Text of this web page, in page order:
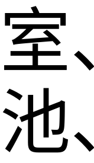
室
池